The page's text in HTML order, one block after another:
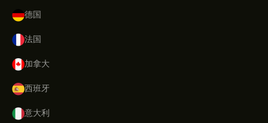
德国
法国
加拿大
西班牙
意大利